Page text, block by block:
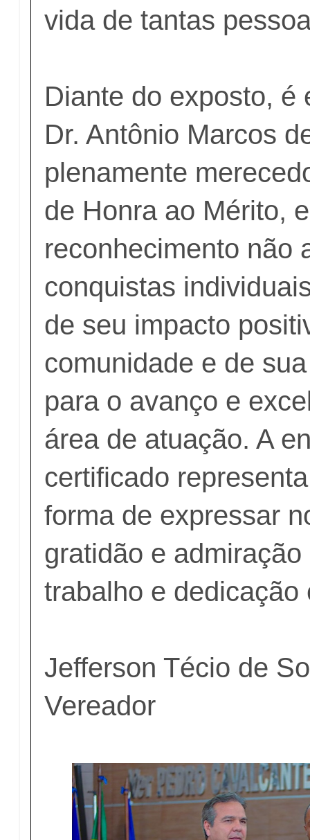
vida de tantas
Diante do exposto, é
Dr. Antônio Marcos
plenamente
de Honra ao Mérito,
reconhecimento não
conquistas
de seu impacto
comunidade e de
para o avanço e
área de atuação. A
certificado
forma de expressar
gratidão e admiração
trabalho e dedicação
Jefferson Técio de
Vereador